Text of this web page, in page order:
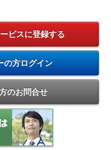
ビスに登録する
の方ログイン
のお問合せ